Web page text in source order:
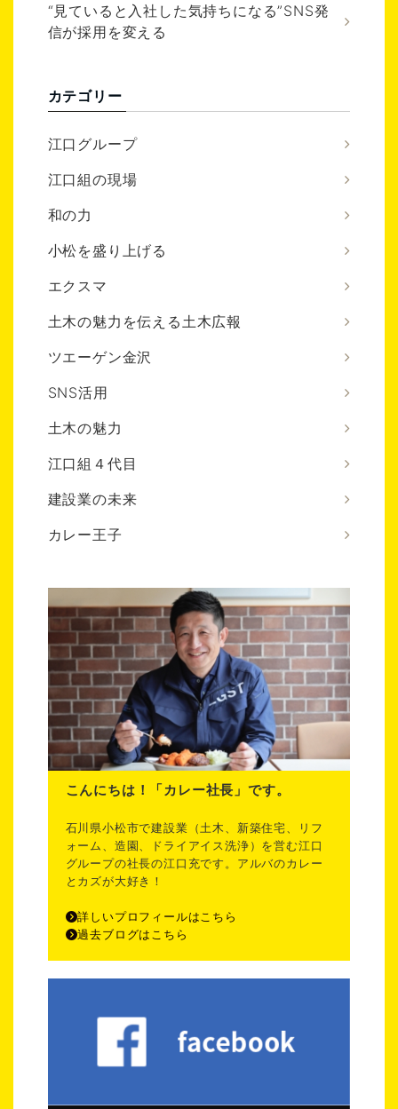
“見ていると入社した気持ちになる”SNS発
信が採用を変える
カテゴリー
江口グループ
江口組の現場
和の力
小松を盛り上げる
エクスマ
土木の魅力を伝える土木広報
ツエーゲン金沢
SNS活用
土木の魅力
江口組４代目
建設業の未来
カレー王子
こんにちは！「カレー社長」です。
石川県小松市で建設業（土木、新築住宅、リフ
ォーム、造園、ドライアイス洗浄）を営む江口
グループの社長の江口充です。アルバのカレー
とカズが大好き！
詳しいプロフィールはこちら
過去ブログはこちら